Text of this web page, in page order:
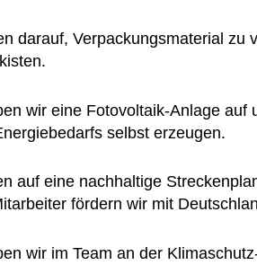
darauf, Verpackungsmaterial zu
wir eine Fotovoltaik-Anlage
selbst erzeugen.
auf eine nachhaltige
fördern wir mit
wir im Team an der